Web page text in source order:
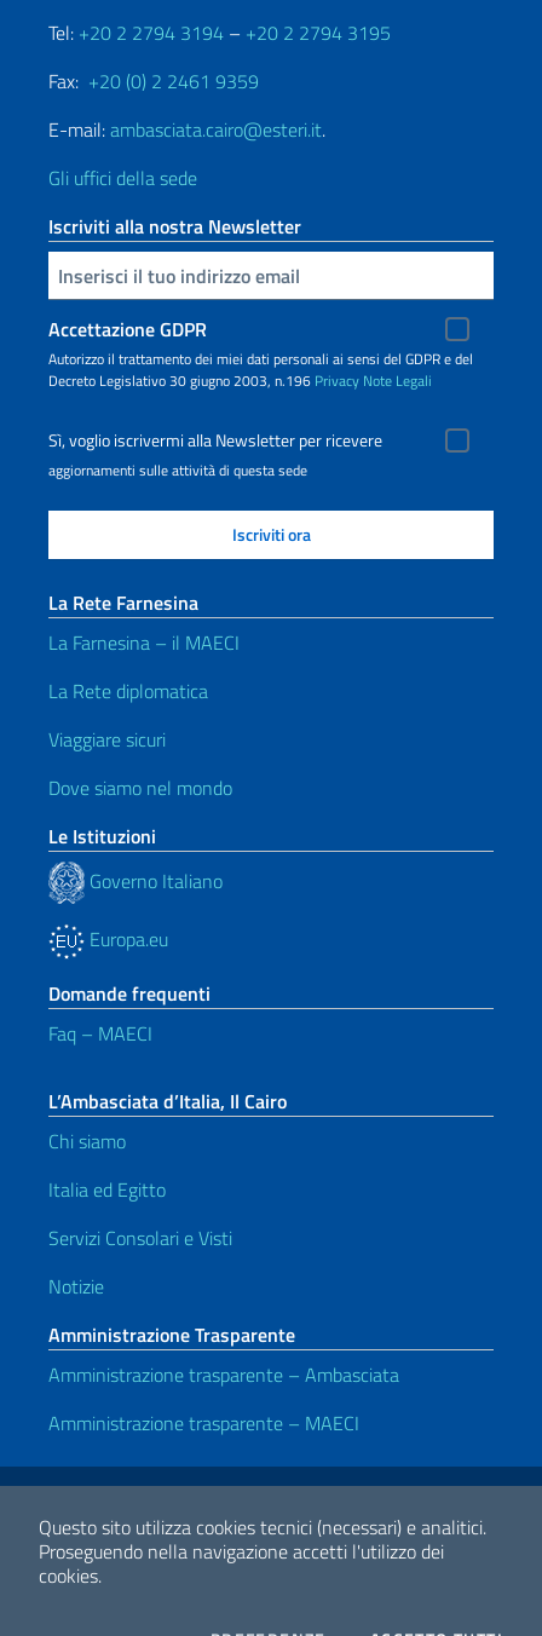
Questo sito utilizza cookies tecnici (necessari) e analitici.
Proseguendo nella navigazione accetti l'utilizzo dei
cookies.
Tel: +20 2 2794 3194 – +20 2 2794 3195
Fax: +20 (0) 2 2461 9359
E-mail:ambasciata.cairo@esteri.it.
Gli uffici della sede
Iscriviti alla nostra Newsletter
Inserisci la tua email
Accettazione GDPR
Autorizzo il trattamento dei miei dati personali ai sensi del GDPR e del
Decreto Legislativo 30 giugno 2003, n.196 Privacy Note Legali
Sì, voglio iscrivermi alla Newsletter per ricevere
aggiornamenti sulle attività di questa sede
La Rete Farnesina
La Farnesina – il MAECI
La Rete diplomatica
Viaggiare sicuri
Dove siamo nel mondo
Le Istituzioni
Governo Italiano
Europa.eu
Domande frequenti
Faq – MAECI
L’Ambasciata d’Italia, Il Cairo
Chi siamo
Italia ed Egitto
Servizi Consolari e Visti
Notizie
Amministrazione Trasparente
Amministrazione trasparente – Ambasciata
Amministrazione trasparente – MAECI
Link Utili